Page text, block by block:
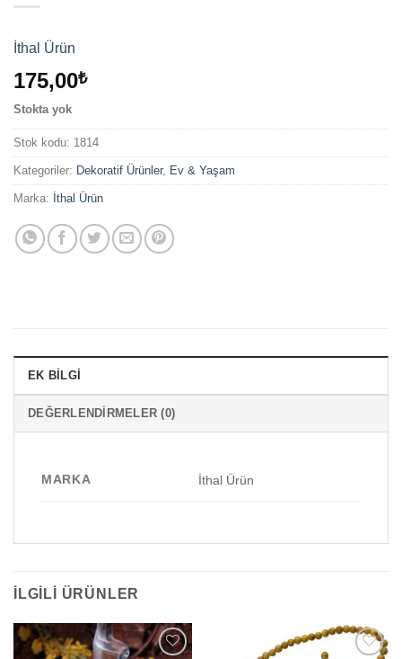
İthal Ürün
175,00₺
Stokta yok
Stok kodu: 1814
Kategoriler: Dekoratif Ürünler, Ev & Yaşam
Marka: İthal Ürün
EK BILGI
DEĞERLENDIRMELER (0)
MARKA İthal Ürün
İLGILI ÜRÜNLER